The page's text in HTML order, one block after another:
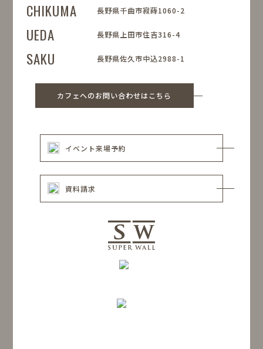
CHIKUMA 長野県千曲市寂蒔1060-2
UEDA 長野県上田市住吉316-4
SAKU 長野県佐久市中込2988-1
カフェへのお問い合わせはこちら
イベント来場予約
資料請求